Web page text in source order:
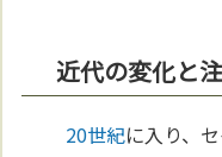
近代の変化と
20世紀に入り、